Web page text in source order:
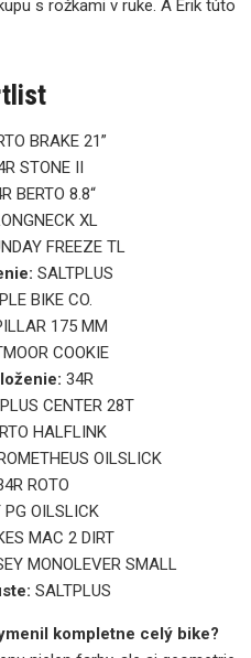
s rožkami v ruke. A Erik túto
BRAKE 21”
STONE II
BERTO 8.8“
XL
FREEZE TL
SALTPLUS
BIKE CO.
175 MM
COOKIE
34R
CENTER 28T
HALFLINK
OILSLICK
ROTO
PG OILSLICK
MAC 2 DIRT
MONOLEVER SMALL
SALTPLUS
kompletne celý bike?